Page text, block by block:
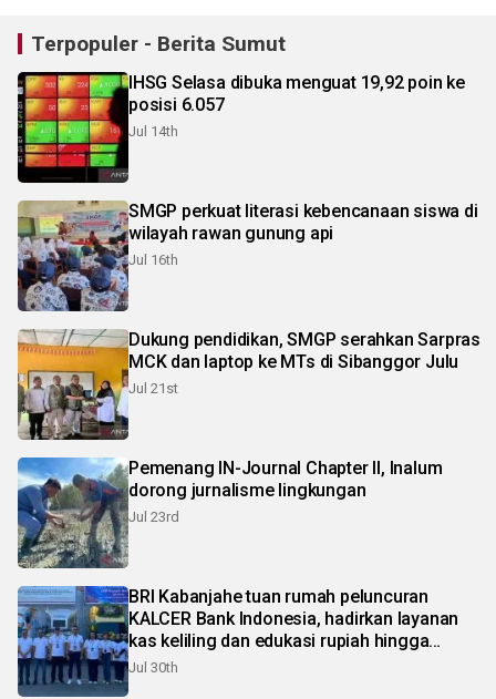
Terpopuler - Berita Sumut
IHSG Selasa dibuka menguat 19,92 poin ke
posisi 6.057
Jul 14th
SMGP perkuat literasi kebencanaan siswa di
wilayah rawan gunung api
Jul 16th
Dukung pendidikan, SMGP serahkan Sarpras
MCK dan laptop ke MTs di Sibanggor Julu
Jul 21st
Pemenang IN-Journal Chapter II, Inalum
dorong jurnalisme lingkungan
Jul 23rd
BRI Kabanjahe tuan rumah peluncuran
KALCER Bank Indonesia, hadirkan layanan
kas keliling dan edukasi rupiah hingga
pelosok Karo
Jul 30th